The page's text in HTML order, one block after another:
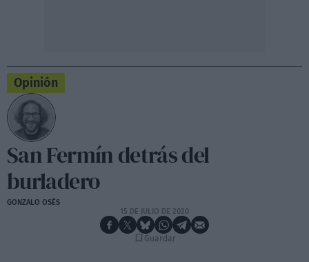
Opinión
San Fermín detrás del
burladero
GONZALO OSÉS
15 DE JULIO DE 2020
Guardar